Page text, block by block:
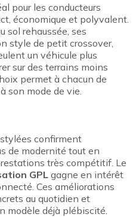
pour les conducteurs
économique et polyvalent.
sol rehaussée, ses
style de petit crossover,
un véhicule plus
sur des terrains moins
permet à chacun de
son mode de vie.
confirment
de modernité tout en
très compétitif. Le
GPL gagne en intérêt
Ces améliorations
au quotidien et
modèle déjà plébiscité.